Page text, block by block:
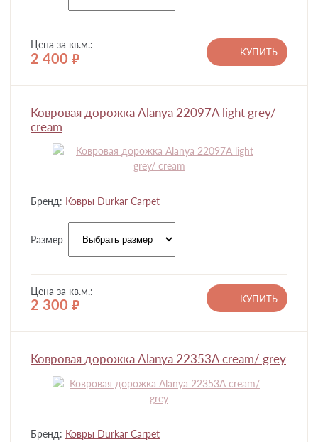
Цена за кв.м.:
2 400 руб.
КУПИТЬ
Ковровая дорожка Alanya 22097A light grey/
cream
Бренд: Ковры Durkar Carpet
Размер
Цена за кв.м.:
2 300 руб.
КУПИТЬ
Ковровая дорожка Alanya 22353A cream/ grey
Бренд: Ковры Durkar Carpet